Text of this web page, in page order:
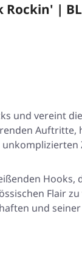
Rockin' |
und
Flair
und